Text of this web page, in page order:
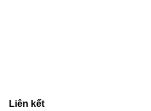
Liên kết